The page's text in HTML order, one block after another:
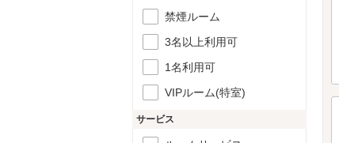
禁煙ルーム
3名以上利用可
1名利用可
VIPルーム(特室)
サービス